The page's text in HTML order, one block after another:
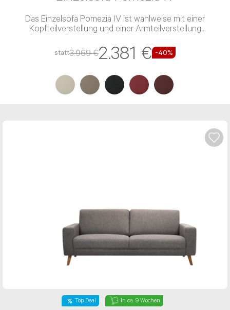
Das Einzelsofa Pomezia IV ist wahlweise mit einer
Kopfteilverstellung und einer Armteilverstellung
statt3.969 €2.381 € -40%
Top Deal In ca. 9 Wochen